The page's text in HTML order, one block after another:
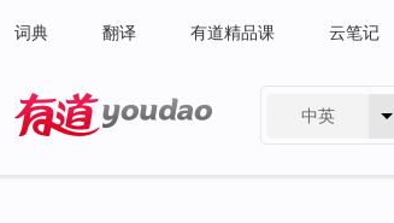
词典 翻译 有道精品课 云笔记
中英